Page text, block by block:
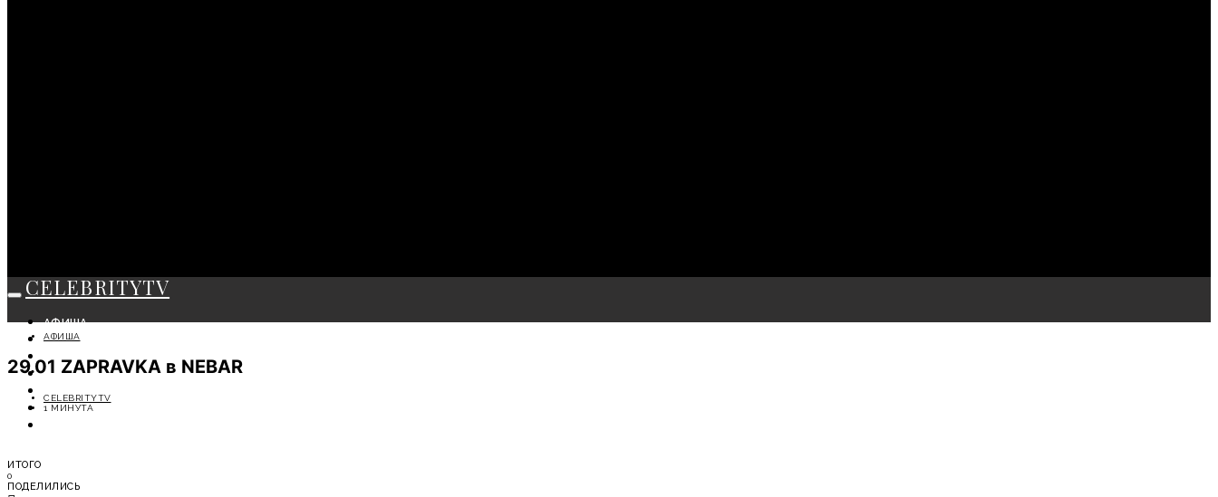
CELEBRITYTV
АФИША
СОБЫТИЯ
КРАСОТА
МОДА
ЛИЧНОСТЬ
ОТДЫХ
АФИША
29.01 ZAPRAVKA в NEBAR
CELEBRITYTV
1 МИНУТА
ИТОГО
0
ПОДЕЛИЛИСЬ